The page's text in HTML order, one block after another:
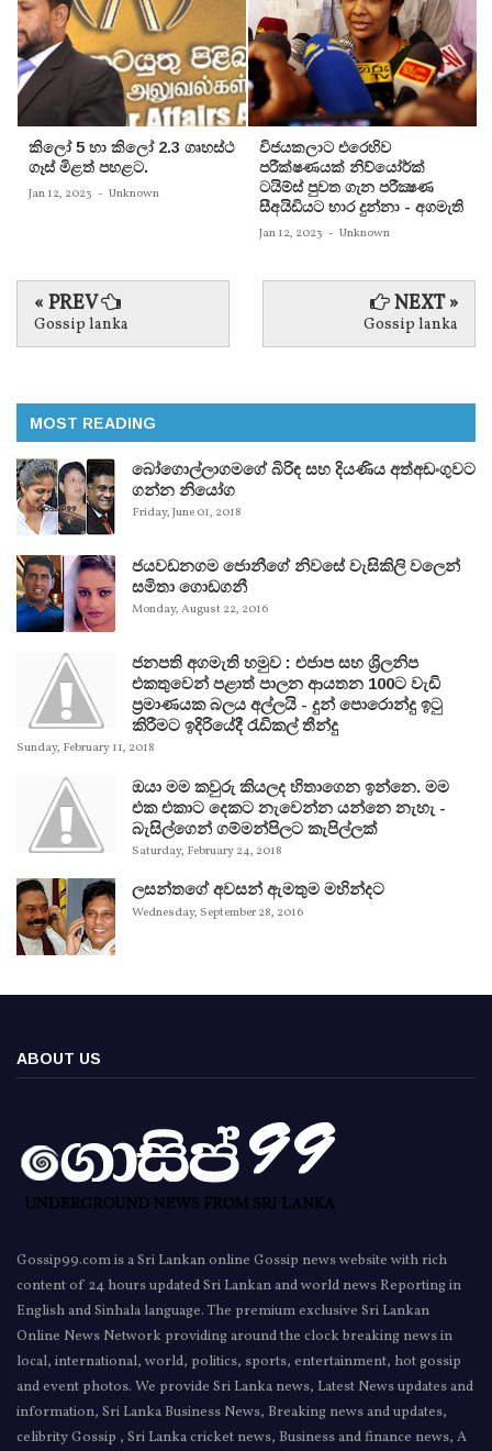
කිලෝ 5 හා කිලෝ 2.3 ගෘහස්ථ
ගෑස් මිළත් පහළට.
Jan 12, 2023 - Unknown
විජයකලාට එරෙහිව
පරීක්‌ෂණයක්‌ නිව්යෝර්ක්‌
ටයිම්ස්‌ පුවත ගැන පරීක්‍ෂණ
සීඅයිඩියට භාර දුන්නා - අගමැති
Jan 12, 2023 - Unknown
« PREV
Gossip lanka
NEXT »
Gossip lanka
MOST READING
බෝගොල්ලාගමගේ බිරිඳ සහ දියණිය අත්අඩංගුවට
ගන්න නියෝග
Friday, June 01, 2018
ජයවඩනගම ජොනීගේ නිවසේ වැසිකිලි වලෙන්
සමිතා ගොඩගනී
Monday, August 22, 2016
ජනපති අගමැති හමුව : එජාප සහ ශ්‍රිලනිප
එකතුවෙන් පළාත් පාලන ආයතන 100ට වැඩි
ප්‍රමාණයක බලය අල්ලයි - දුන් පොරොන්දු ඉටු
කිරීමට ඉදිරියේදී රැඩිකල් තීන්දු
Sunday, February 11, 2018
ඔයා මම කවුරු කියලද හිතාගෙන ඉන්නෙ. මම
එක එකාට දෙකට නැවෙන්න යන්නෙ නැහැ -
බැසිල්ගෙන් ගම්මන්පිලට කැපිල්ලක්
Saturday, February 24, 2018
ලසන්තගේ අවසන් ඇමතුම මහින්දට
Wednesday, September 28, 2016
ABOUT US
Gossip99.com is a Sri Lankan online Gossip news website with rich
content of 24 hours updated Sri Lankan and world news Reporting in
English and Sinhala language. The premium exclusive Sri Lankan
Online News Network providing around the clock breaking news in
local, international, world, politics, sports, entertainment, hot gossip
and event photos. We provide Sri Lanka news, Latest News updates and
information, Sri Lanka Business News, Breaking news and updates,
celibrity Gossip , Sri Lanka cricket news, Business and finance news, A